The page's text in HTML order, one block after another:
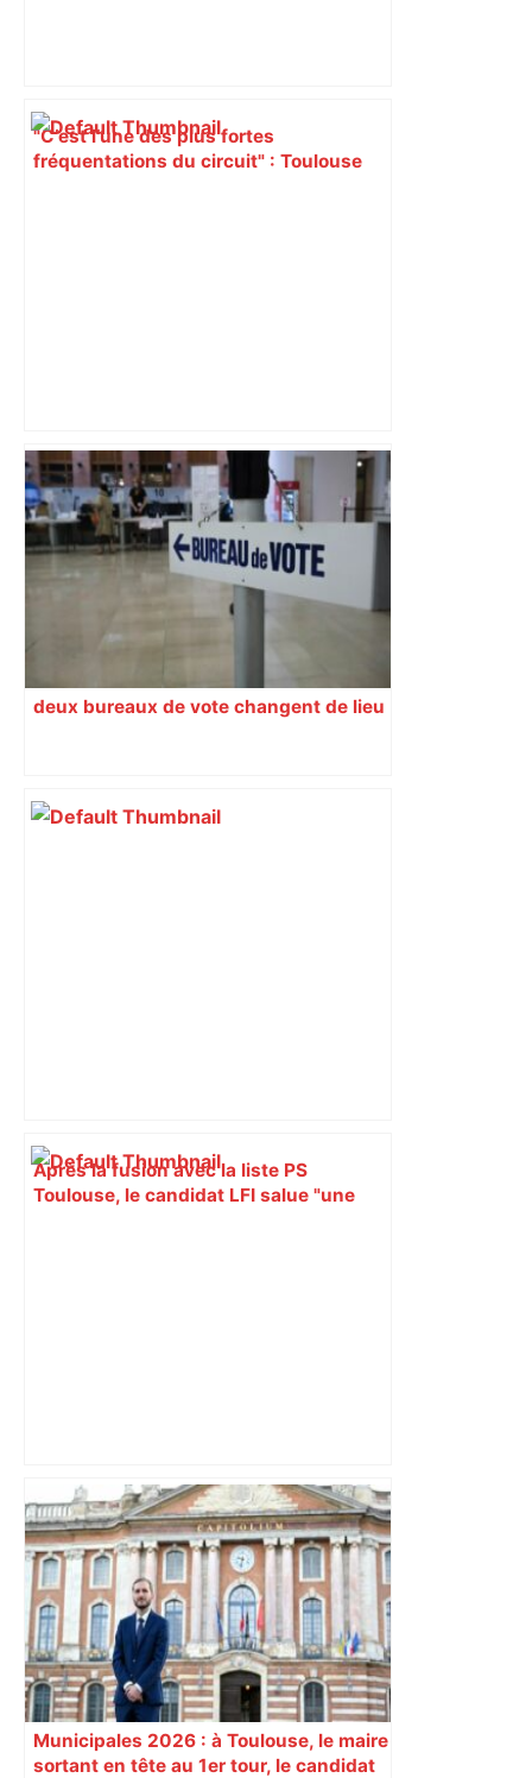
"C’est l’une des plus fortes
fréquentations du circuit" : Toulouse
ENTRETIEN. Municipales 2026 à
Toulouse : sous le feu des critiques,
Briançon assume son alliance avec
Piquemal, "ce n’est pas un accord de
postes" – ladepeche.fr
deux bureaux de vote changent de lieu
Après la fusion avec la liste PS
Toulouse, le candidat LFI salue "une
"C'est la reprise des bouchons et c'est
horrible", plus de 17 km de
ralentissements autour de Toulouse ce
jeudi matin, on vous donne les
secteurs à éviter – ladepeche.fr
Municipales 2026 : à Toulouse, le maire
sortant en tête au 1er tour, le candidat